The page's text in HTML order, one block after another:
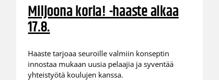
Miljoona koria! -haaste alkaa
17.8.
Haaste tarjoaa seuroille valmiin konseptin
innostaa mukaan uusia pelaajia ja syventää
yhteistyötä koulujen kanssa.